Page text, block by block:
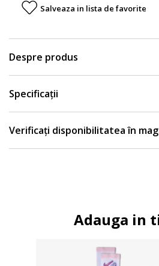
Salveaza in lista de favorite
Despre produs
Specificații
Verificați disponibilitatea în
Adauga in